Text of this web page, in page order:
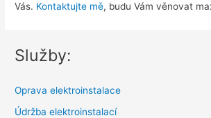
Vás. Kontaktujte mě, budu Vám věnovat
Služby:
Oprava elektroinstalace
Údržba elektroinstalací